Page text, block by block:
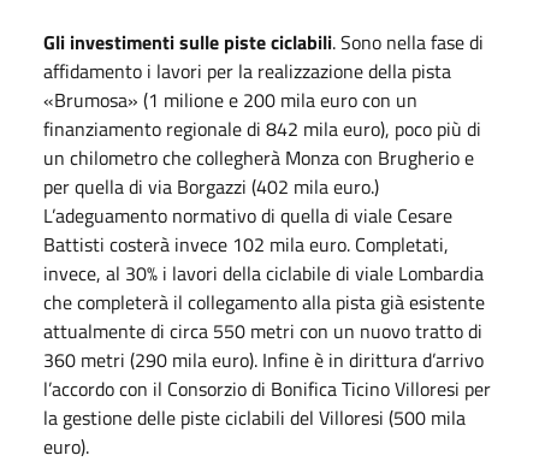
Gli investimenti sulle piste ciclabili. Sono nella fase di
affidamento i lavori per la realizzazione della pista
«Brumosa» (1 milione e 200 mila euro con un
finanziamento regionale di 842 mila euro), poco più di
un chilometro che collegherà Monza con Brugherio e
per quella di via Borgazzi (402 mila euro.)
L’adeguamento normativo di quella di viale Cesare
Battisti costerà invece 102 mila euro. Completati,
invece, al 30% i lavori della ciclabile di viale Lombardia
che completerà il collegamento alla pista già esistente
attualmente di circa 550 metri con un nuovo tratto di
360 metri (290 mila euro). Infine è in dirittura d’arrivo
l’accordo con il Consorzio di Bonifica Ticino Villoresi per
la gestione delle piste ciclabili del Villoresi (500 mila
euro).